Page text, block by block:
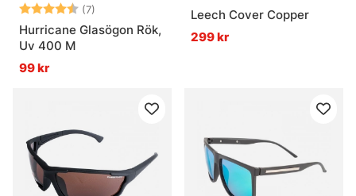
Betyg: (7)
4.7 utav 5 stjärnor
Hurricane Glasögon Rök,
Uv 400 M
99 kr
Leech Cover Copper
299 kr